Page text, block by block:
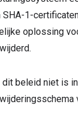
SHA-1-
oplossing
dit beleid niet is